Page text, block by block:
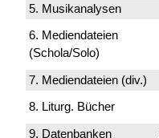
5. Musikanalysen
6. Mediendateien
(Schola/Solo)
7. Mediendateien (div.)
8. Liturg. Bücher
9. Datenbanken